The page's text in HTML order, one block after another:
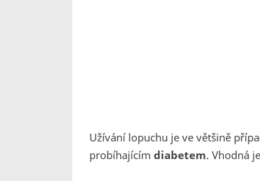
Užívání lopuchu je ve většině
probíhajícím diabetem. Vhodná